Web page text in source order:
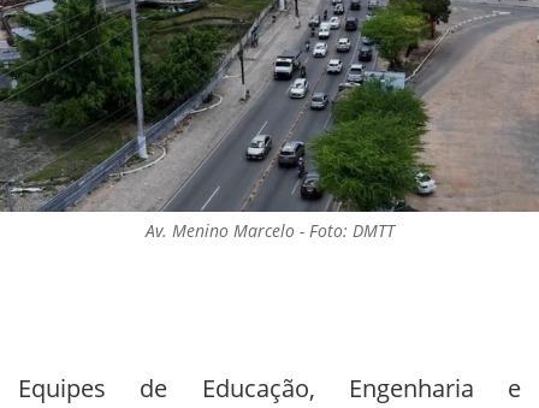
Av. Menino Marcelo - Foto: DMTT
Equipes de Educação, Engenharia e